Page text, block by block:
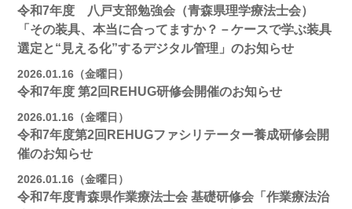
令和7年度 八戸支部勉強会（青森県理学療法士会）
「その装具、本当に合ってますか？－ケースで学ぶ装具
選定と“見える化”するデジタル管理」のお知らせ
2026.01.16（金曜日）
令和7年度 第2回REHUG研修会開催のお知らせ
2026.01.16（金曜日）
令和7年度第2回REHUGファシリテーター養成研修会開
催のお知らせ
2026.01.16（金曜日）
令和7年度青森県作業療法士会 基礎研修会「作業療法治